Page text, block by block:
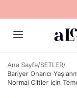
Ana Sayfa/SETLER/
Bariyer Onarıcı
Normal Ciltler için